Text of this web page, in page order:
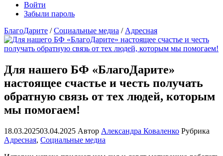
Войти
Забыли пароль
БлагоДарите /Социальные медиа / Адресная
Для нашего БФ «БлагоДарите»
настоящее счастье и честь получать
обратную связь от тех людей, которым
мы помогаем!
18.03.202503.04.2025 Автор Александра Коваленко Рубрика
Адресная, Социальные медиа